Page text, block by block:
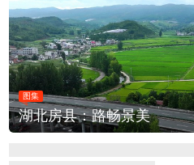
图集
湖北房县：路畅景美